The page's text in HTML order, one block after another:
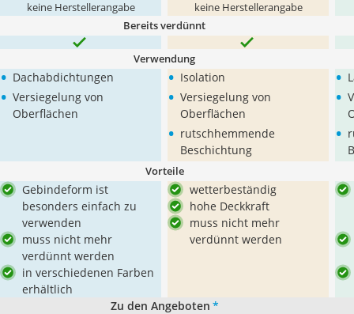
keine Herstellerangabe keine Herstellerangabe
Bereits verdünnt
Verwendung
• Dachabdichtungen
• Versiegelung von
Oberflächen
• Isolation
• Versiegelung von
Oberflächen
• rutschhemmende
Beschichtung
•
•
•
Vorteile
Gebindeform ist
besonders einfach zu
verwenden
muss nicht mehr
verdünnt werden
in verschiedenen Farben
erhältlich
wetterbeständig
hohe Deckkraft
muss nicht mehr
verdünnt werden
Zu den Angeboten *